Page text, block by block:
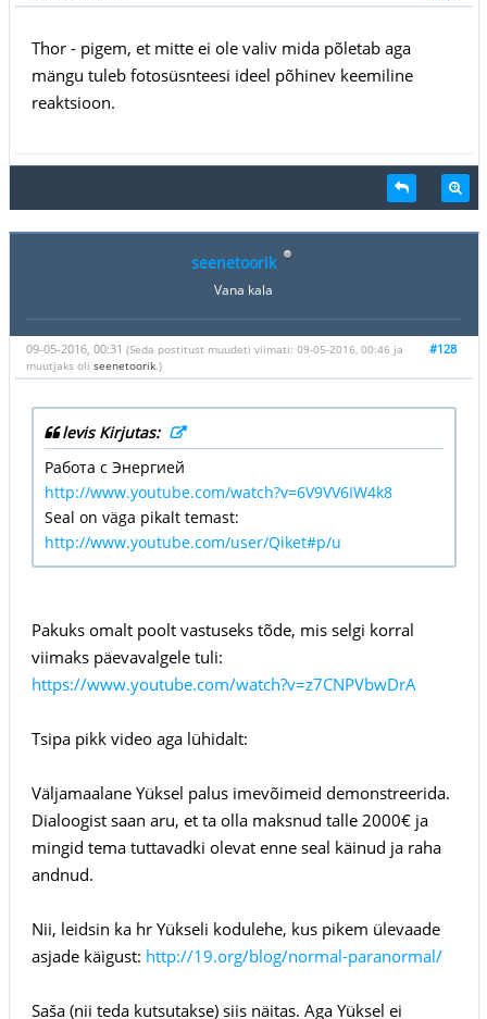
Thor - pigem, et mitte ei ole valiv mida põletab aga
mängu tuleb fotosüsnteesi ideel põhinev keemiline
reaktsioon.
seenetoorik
Vana kala
#128
09-05-2016, 00:31 (Seda postitust muudeti viimati: 09-05-2016, 00:46 ja
muutjaks oli seenetoorik.)
levis Kirjutas:
Работа с Энергией
http://www.youtube.com/watch?v=6V9VV6IW4k8
Seal on väga pikalt temast:
http://www.youtube.com/user/Qiket#p/u
Pakuks omalt poolt vastuseks tõde, mis selgi korral
viimaks päevavalgele tuli:
https://www.youtube.com/watch?v=z7CNPVbwDrA
Tsipa pikk video aga lühidalt:
Väljamaalane Yüksel palus imevõimeid demonstreerida.
Dialoogist saan aru, et ta olla maksnud talle 2000€ ja
mingid tema tuttavadki olevat enne seal käinud ja raha
andnud.
Nii, leidsin ka hr Yükseli kodulehe, kus pikem ülevaade
asjade käigust: http://19.org/blog/normal-paranormal/
Saša (nii teda kutsutakse) siis näitas. Aga Yüksel ei